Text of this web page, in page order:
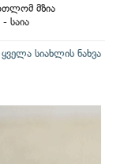
მზია
საია
ყველა სიახლის ნახვა